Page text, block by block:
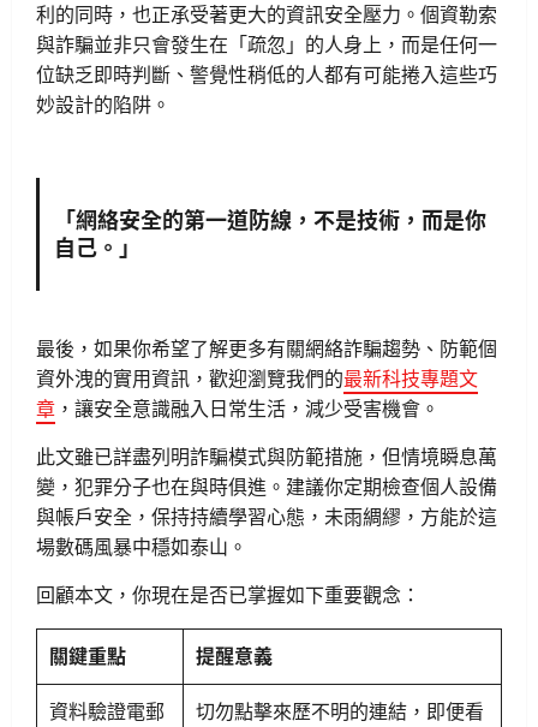
利的同時，也正承受著更大的資訊安全壓力。個資勒索
與詐騙並非只會發生在「疏忽」的人身上，而是任何一
位缺乏即時判斷、警覺性稍低的人都有可能捲入這些巧
妙設計的陷阱。
「網絡安全的第一道防線，不是技術，而是你
自己。」
最後，如果你希望了解更多有關網絡詐騙趨勢、防範個
資外洩的實用資訊，歡迎瀏覽我們的最新科技專題文
章 ，讓安全意識融入日常生活，減少受害機會。
此文雖已詳盡列明詐騙模式與防範措施，但情境瞬息萬
變，犯罪分子也在與時俱進。建議你定期檢查個人設備
與帳戶安全，保持持續學習心態，未雨綢繆，方能於這
場數碼風暴中穩如泰山。
回顧本文，你現在是否已掌握如下重要觀念：
關鍵重點 提醒意義
資料驗證電郵
切勿點擊來歷不明的連結，即便看